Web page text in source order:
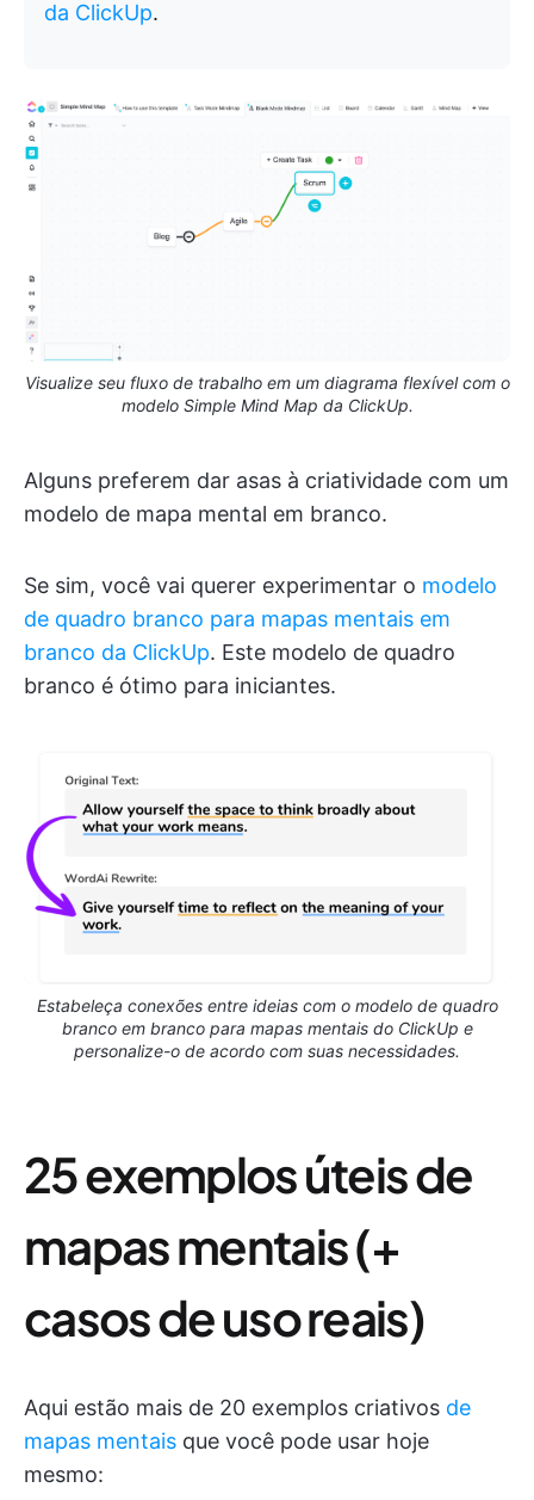
da ClickUp.
Visualize seu fluxo de trabalho em um diagrama flexível com o
modelo Simple Mind Map da ClickUp.
Alguns preferem dar asas à criatividade com um
modelo de mapa mental em branco.
Se sim, você vai querer experimentar o modelo
de quadro branco para mapas mentais em
branco da ClickUp. Este modelo de quadro
branco é ótimo para iniciantes.
Estabeleça conexões entre ideias com o modelo de quadro
branco em branco para mapas mentais do ClickUp e
personalize-o de acordo com suas necessidades.
25 exemplos úteis de
mapas mentais (+
casos de uso reais)
Aqui estão mais de 20 exemplos criativos de
mapas mentais que você pode usar hoje
mesmo: